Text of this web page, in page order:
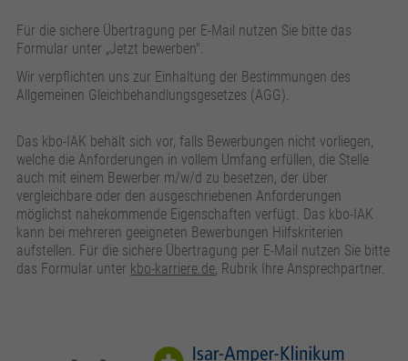
Für die sichere Übertragung per E-Mail nutzen Sie bitte das
Formular unter „Jetzt bewerben".
Wir verpflichten uns zur Einhaltung der Bestimmungen des
Allgemeinen Gleichbehandlungsgesetzes (AGG).
Das kbo-IAK behält sich vor, falls Bewerbungen nicht vorliegen,
welche die Anforderungen in vollem Umfang erfüllen, die Stelle
auch mit einem Bewerber m/w/d zu besetzen, der über
vergleichbare oder den ausgeschriebenen Anforderungen
möglichst nahekommende Eigenschaften verfügt. Das kbo-IAK
kann bei mehreren geeigneten Bewerbungen Hilfskriterien
aufstellen. Für die sichere Übertragung per E-Mail nutzen Sie bitte
das Formular unter kbo-karriere.de, Rubrik Ihre Ansprechpartner.